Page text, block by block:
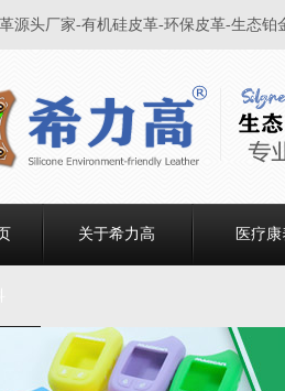
源头厂家-有机硅皮革-环保皮革-生态铂
关于希力高 医疗康